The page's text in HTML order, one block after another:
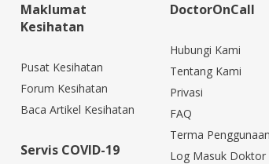
Maklumat
Kesihatan
Pusat Kesihatan
Forum Kesihatan
Baca Artikel Kesihatan
Servis COVID-19
DoctorOnCall
Hubungi Kami
Tentang Kami
Privasi
FAQ
Terma Penggunaan
Log Masuk Doktor